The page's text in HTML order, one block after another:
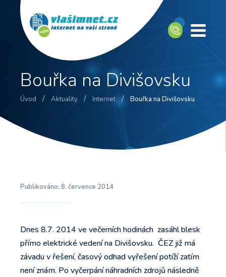
Bouřka na Divišovsku
Úvod / Aktuality / Internet / Bouřka na Divišovsku
Publikováno: 8. července 2014
Dnes 8.7. 2014 ve večerních hodinách zasáhl blesk
přímo elektrické vedení na Divišovsku. ČEZ již má
závadu v řešení, časový odhad vyřešení potíží zatím
není znám. Po vyčerpání náhradních zdrojů následně